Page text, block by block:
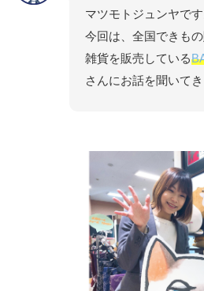
マツモトジュンヤです
今回は、全国できも
雑貨を販売している
さんにお話を聞いてき